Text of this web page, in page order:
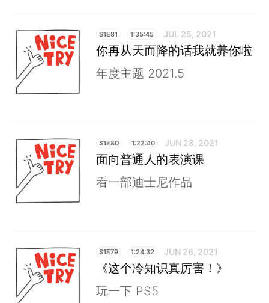
S1E81 1:35:45 JUL 25, 2021
你再从天而降的话我就养你啦
年度主题 2021.5
S1E80 1:22:40 JUN 28, 2021
面向普通人的表演课
看一部迪士尼作品
S1E79 1:24:32 JUN 26, 2021
《这个冷知识真厉害！》
玩一下 PS5